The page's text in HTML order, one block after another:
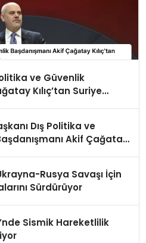
ve Güvenlik
Kılıç’tan Suriye
Dış Politika ve
Akif Çağatay
Rusya Savaşı İçin
Sürdürüyor
Sismik Hareketlilik